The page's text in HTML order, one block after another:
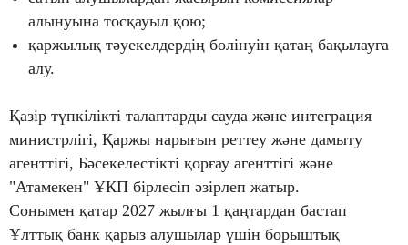
алынуына тосқауыл қою;
қаржылық тәуекелдердің бөлінуін қатаң бақылауға
алу.
Қазір түпкілікті талаптарды сауда және интеграция
министрлігі, Қаржы нарығын реттеу және дамыту
агенттігі, Бәсекелестікті қорғау агенттігі және
"Атамекен" ҰКП бірлесіп әзірлеп жатыр.
Сонымен қатар 2027 жылғы 1 қаңтардан бастап
Ұлттық банк қарыз алушылар үшін борыштық